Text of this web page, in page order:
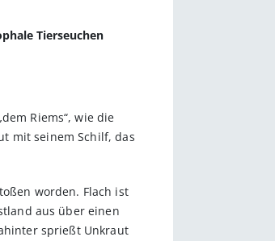
Tierseuchen
Riems“, wie die
mit seinem Schilf, das
worden. Flach ist
aus über einen
sprießt Unkraut